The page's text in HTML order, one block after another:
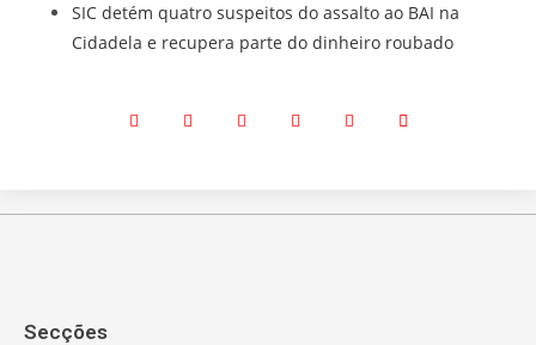
SIC detém quatro suspeitos do assalto ao BAI na
Cidadela e recupera parte do dinheiro roubado
Secções